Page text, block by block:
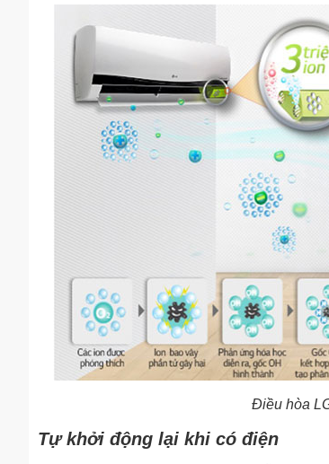
Điều hòa
Tự khởi động lại khi có điện